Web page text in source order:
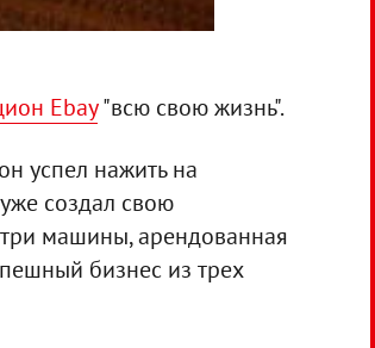
Ebay"всю свою жизнь".
успел нажить на
создал свою
машины, арендованная
бизнес из трех